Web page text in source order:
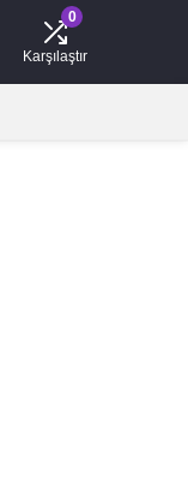
0
Karşılaştır